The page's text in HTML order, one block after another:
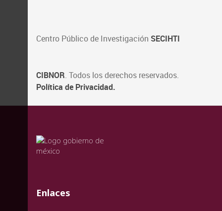
Centro Público de Investigación SECIHTI
CIBNOR. Todos los derechos reservados.
Política de Privacidad.
valida
valida
valida
Enlaces